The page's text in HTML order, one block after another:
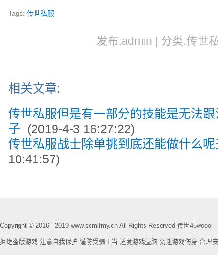
Tags:传世私服
发布:admin | 分类:传世
相关文章:
传世私服但是有一部分的技能是无法
子 (2019-4-3 16:27:22)
传世私服战士除单挑到底还能做什么
10:41:57)
Copyright © 2016 - 2019 www.scmlfmy.cn All Rights Reserved 传世45woool
拒绝盗版游戏 注意自我保护 谨防受骗上当 适度游戏益脑 沉迷游戏伤身 合理